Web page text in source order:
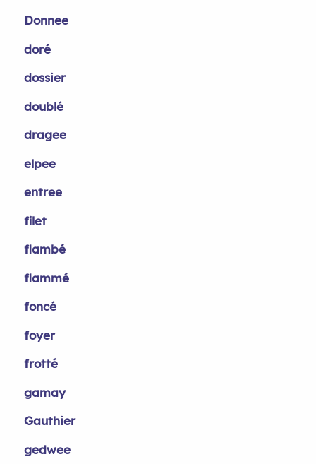
Donnee
doré
dossier
doublé
dragee
elpee
entree
filet
flambé
flammé
foncé
foyer
frotté
gamay
Gauthier
gedwee